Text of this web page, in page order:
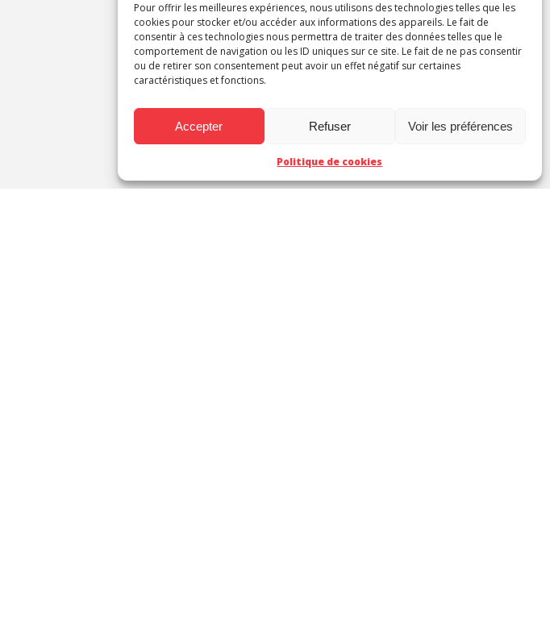
Pour offrir les meilleures expériences, nous utilisons des technologies telles que les
cookies pour stocker et/ou accéder aux informations des appareils. Le fait de
consentir à ces technologies nous permettra de traiter des données telles que le
comportement de navigation ou les ID uniques sur ce site. Le fait de ne pas consentir
ou de retirer son consentement peut avoir un effet négatif sur certaines
caractéristiques et fonctions.
Accepter Refuser Voir les préférences
Politique de cookies